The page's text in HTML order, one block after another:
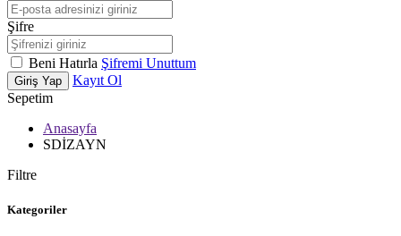
Şifre
Beni Hatırla Şifremi Unuttum
Giriş Yap
Kayıt Ol
Sepetim
Anasayfa
SDİZAYN
Filtre
Kategoriler